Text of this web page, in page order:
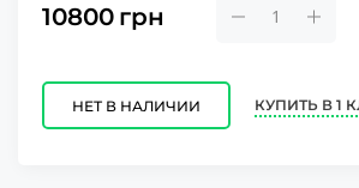
10800 грн
НЕТ В НАЛИЧИИ КУПИТЬ В 1